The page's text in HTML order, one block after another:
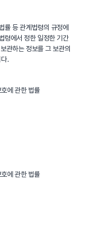
률 등 관계법령의 규정에
령에서 정한 일정한 기간
관하는 정보를 그 보관의
.
에 관한 법률
에 관한 법률